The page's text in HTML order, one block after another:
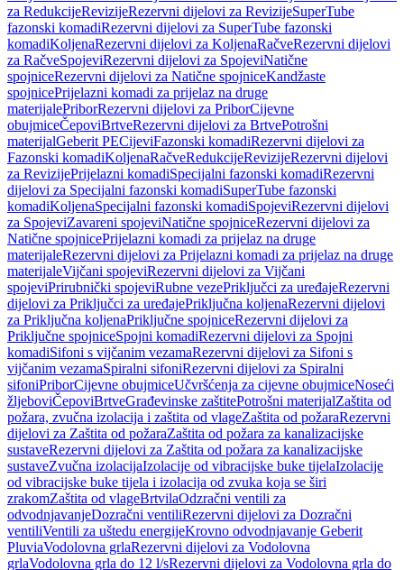
za RedukcijeRevizijeRezervni dijelovi za RevizijeSuperTube
fazonski komadiRezervni dijelovi za SuperTube fazonski
komadiKoljenaRezervni dijelovi za KoljenaRačveRezervni dijelovi
za RačveSpojeviRezervni dijelovi za SpojeviNatične
spojniceRezervni dijelovi za Natične spojniceKandžaste
spojnicePrijelazni komadi za prijelaz na druge
materijalePriborRezervni dijelovi za PriborCijevne
obujmiceČepoviBrtveRezervni dijelovi za BrtvePotrošni
materijalGeberit PECijeviFazonski komadiRezervni dijelovi za
Fazonski komadiKoljenaRačveRedukcijeRevizijeRezervni dijelovi
za RevizijePrijelazni komadiSpecijalni fazonski komadiRezervni
dijelovi za Specijalni fazonski komadiSuperTube fazonski
komadiKoljenaSpecijalni fazonski komadiSpojeviRezervni dijelovi
za SpojeviZavareni spojeviNatične spojniceRezervni dijelovi za
Natične spojnicePrijelazni komadi za prijelaz na druge
materijaleRezervni dijelovi za Prijelazni komadi za prijelaz na druge
materijaleVijčani spojeviRezervni dijelovi za Vijčani
spojeviPrirubnički spojeviRubne vezePriključci za uređajeRezervni
dijelovi za Priključci za uređajePriključna koljenaRezervni dijelovi
za Priključna koljenaPriključne spojniceRezervni dijelovi za
Priključne spojniceSpojni komadiRezervni dijelovi za Spojni
komadiSifoni s vijčanim vezamaRezervni dijelovi za Sifoni s
vijčanim vezamaSpiralni sifoniRezervni dijelovi za Spiralni
sifoniPriborCijevne obujmiceUčvršćenja za cijevne obujmiceNoseći
žljeboviČepoviBrtveGrađevinske zaštitePotrošni materijalZaštita od
požara, zvučna izolacija i zaštita od vlageZaštita od požaraRezervni
dijelovi za Zaštita od požaraZaštita od požara za kanalizacijske
sustaveRezervni dijelovi za Zaštita od požara za kanalizacijske
sustaveZvučna izolacijaIzolacije od vibracijske buke tijelaIzolacije
od vibracijske buke tijela i izolacija od zvuka koja se širi
zrakomZaštita od vlageBrtvilaOdzračni ventili za
odvodnjavanjeDozračni ventiliRezervni dijelovi za Dozračni
ventiliVentili za uštedu energijeKrovno odvodnjavanje Geberit
PluviaVodolovna grlaRezervni dijelovi za Vodolovna
grlaVodolovna grla do 12 l/sRezervni dijelovi za Vodolovna grla do